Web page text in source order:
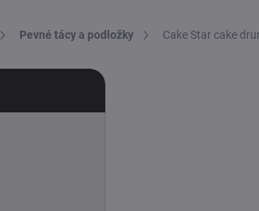
Pevné tácy a podložky Cake Star cake